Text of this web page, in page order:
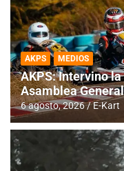
AKPS MEDIOS
AKPS: Intervino
Asamblea
6 agosto, 2026 E-Kart